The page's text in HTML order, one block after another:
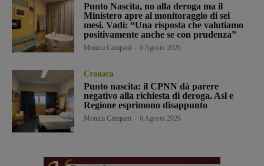
Punto Nascita, no alla deroga ma il
Ministero apre al monitoraggio di sei
mesi. Vadi: “Una risposta che valutiamo
positivamente anche se con prudenza”
Monica Campani 6 Agosto 2026
Cronaca
Punto nascita: il CPNN dà parere
negativo alla richiesta di deroga. Asl e
Regione esprimono disappunto
Monica Campani 6 Agosto 2026